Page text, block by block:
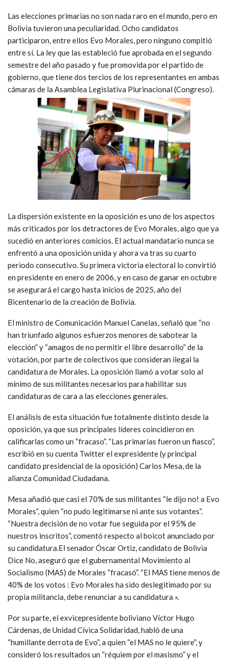
Las elecciones primarias no son nada raro en el mundo, pero en
Bolivia tuvieron una peculiaridad. Ocho candidatos
participaron, entre ellos Evo Morales, pero ninguno compitió
entre sí. La ley que las estableció fue aprobada en el segundo
semestre del año pasado y fue promovida por el partido de
gobierno, que tiene dos tercios de los representantes en ambas
cámaras de la Asamblea Legislativa Plurinacional (Congreso).
La dispersión existente en la oposición es uno de los aspectos
más criticados por los detractores de Evo Morales, algo que ya
sucedió en anteriores comicios. El actual mandatario nunca se
enfrentó a una oposición unida y ahora va tras su cuarto
periodo consecutivo. Su primera victoria electoral lo convirtió
en presidente en enero de 2006, y en caso de ganar en octubre
se asegurará el cargo hasta inicios de 2025, año del
Bicentenario de la creación de Bolivia.
El ministro de Comunicación Manuel Canelas, señaló que “no
han triunfado algunos esfuerzos menores de sabotear la
elección” y “amagos de no permitir el libre desarrollo” de la
votación, por parte de colectivos que consideran ilegal la
candidatura de Morales. La oposición llamó a votar solo al
mínimo de sus militantes necesarios para habilitar sus
candidaturas de cara a las elecciones generales.
El análisis de esta situación fue totalmente distinto desde la
oposición, ya que sus principales líderes coincidieron en
calificarlas como un “fracaso”. “Las primarias fueron un fiasco”,
escribió en su cuenta Twitter el expresidente (y principal
candidato presidencial de la oposición) Carlos Mesa, de la
alianza Comunidad Ciudadana.
Mesa añadió que casi el 70% de sus militantes “le dijo no! a Evo
Morales”, quien “no pudo legitimarse ni ante sus votantes”.
“Nuestra decisión de no votar fue seguida por el 95% de
nuestros inscritos”, comentó respecto al boicot anunciado por
su candidatura.El senador Óscar Ortiz, candidato de Bolivia
Dice No, aseguró que el gubernamental Movimiento al
Socialismo (MAS) de Morales “fracasó”. “El MAS tiene menos de
40% de los votos : Evo Morales ha sido deslegitimado por su
propia militancia, debe renunciar a su candidatura ».
Por su parte, el exvicepresidente boliviano Víctor Hugo
Cárdenas, de Unidad Cívica Solidaridad, habló de una
“humillante derrota de Evo”, a quien “el MAS no le quiere”, y
consideró los resultados un “réquiem por el masismo” y el